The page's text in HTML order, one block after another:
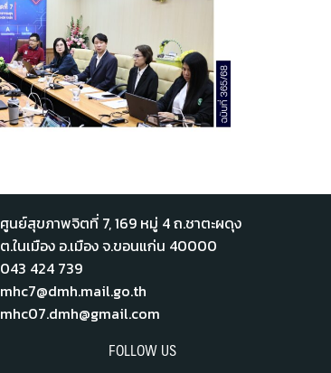
ศูนย์สุขภาพจิตที่ 7,​ 169 หมู่ 4 ถ.ชาตะผดุง
ต.ในเมือง อ.เมือง จ.ขอนแก่น 40000
043 424 739
mhc7@dmh.mail.go.th
mhc07.dmh@gmail.com
FOLLOW US